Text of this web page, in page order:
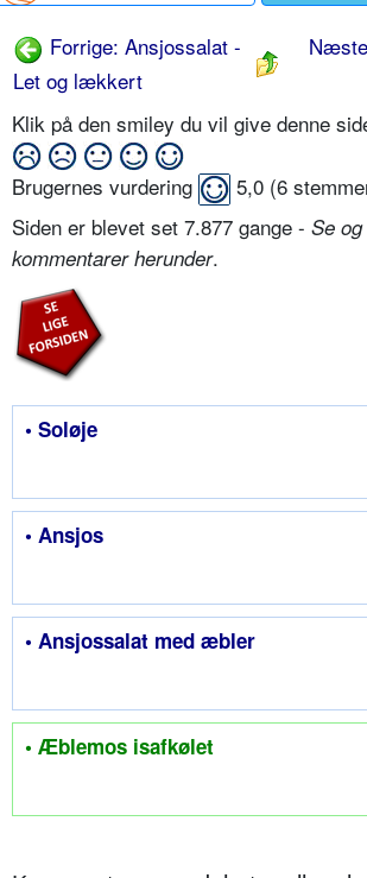
Forrige: Ansjossalat -
Let og lækkert
Klik på den smiley du vil give denne
Brugernes vurdering 5,0 (6
Siden er blevet set 7.877 gange - Se
kommentarer herunder.
• Soløje
• Ansjos
• Ansjossalat med æbler
• Æblemos isafkølet